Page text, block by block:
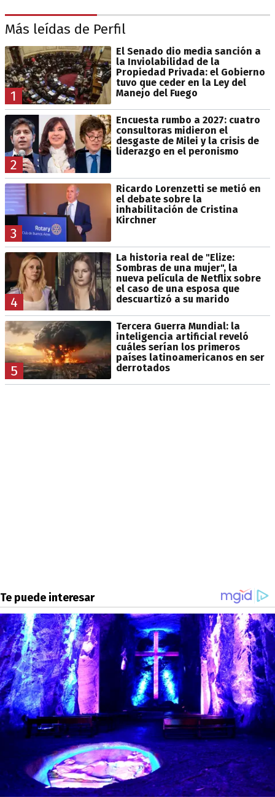
Más leídas de Perfil
1
El Senado dio media sanción a
la Inviolabilidad de la
Propiedad Privada: el Gobierno
tuvo que ceder en la Ley del
Manejo del Fuego
2
Encuesta rumbo a 2027: cuatro
consultoras midieron el
desgaste de Milei y la crisis de
liderazgo en el peronismo
3
Ricardo Lorenzetti se metió en
el debate sobre la
inhabilitación de Cristina
Kirchner
4
La historia real de "Elize:
Sombras de una mujer", la
nueva película de Netflix sobre
el caso de una esposa que
descuartizó a su marido
5
Tercera Guerra Mundial: la
inteligencia artificial reveló
cuáles serían los primeros
países latinoamericanos en ser
derrotados